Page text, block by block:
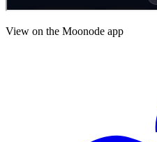
View on the Moonode app